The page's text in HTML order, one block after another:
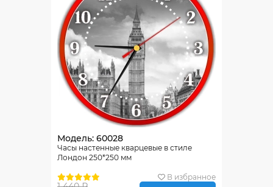
Модель: 60028
Часы настенные кварцевые в стиле
Лондон 250*250 мм
В избранное